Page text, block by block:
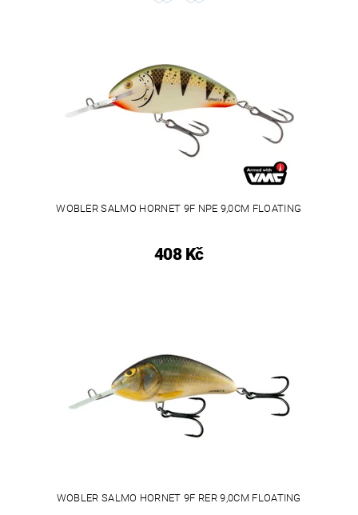
WOBLER SALMO HORNET 9F NPE 9,0CM FLOATING
408 Kč
WOBLER SALMO HORNET 9F RER 9,0CM FLOATING